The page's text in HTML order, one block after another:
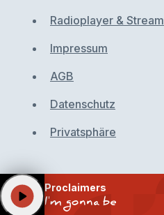
Radioplayer & Stream
Impressum
AGB
Datenschutz
Privatsphäre
Proclaimers
I'm gonna be
play_arrow